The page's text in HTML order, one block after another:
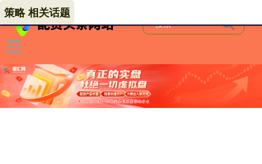
策略 相关话题